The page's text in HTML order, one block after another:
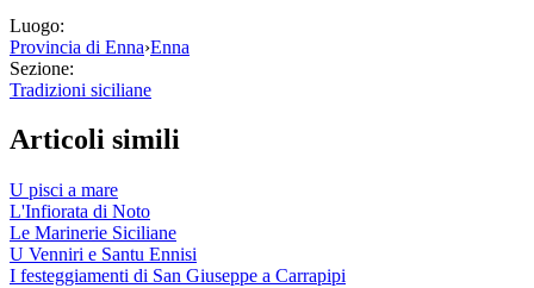
Luogo:
Provincia di Enna›Enna
Sezione:
Tradizioni siciliane
Articoli simili
U pisci a mare
L'Infiorata di Noto
Le Marinerie Siciliane
U Venniri e Santu Ennisi
I festeggiamenti di San Giuseppe a Carrapipi